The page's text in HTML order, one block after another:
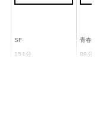
SF 青春
151分 89分